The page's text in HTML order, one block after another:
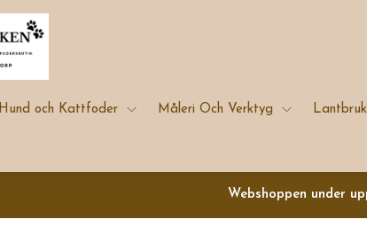
Hund och Kattfoder Måleri Och Verktyg Lantbruk
Webshoppen under